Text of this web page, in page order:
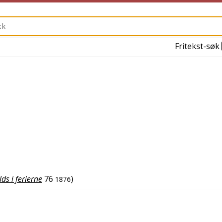
Fritekst-søk
i ferierne 76 1876)